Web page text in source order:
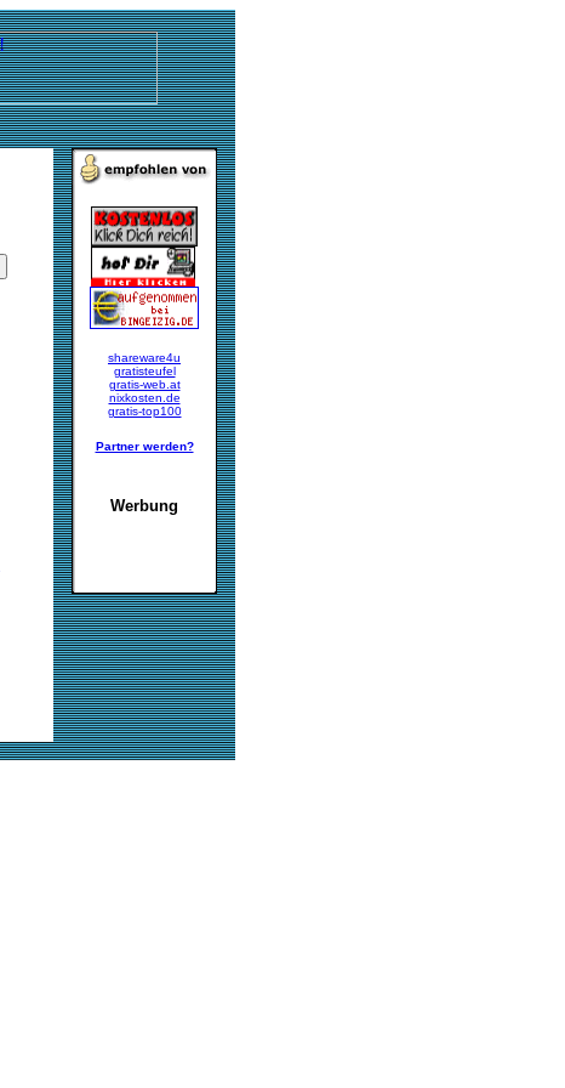
shareware4u
gratisteufel
gratis-web.at
nixkosten.de
gratis-top100
Partner werden?
Werbung